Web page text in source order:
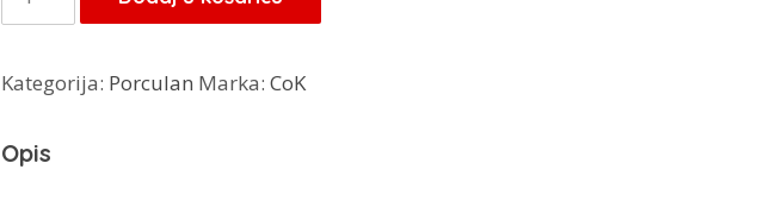
roza
količina
Kategorija: Porculan Marka: CoK
Opis